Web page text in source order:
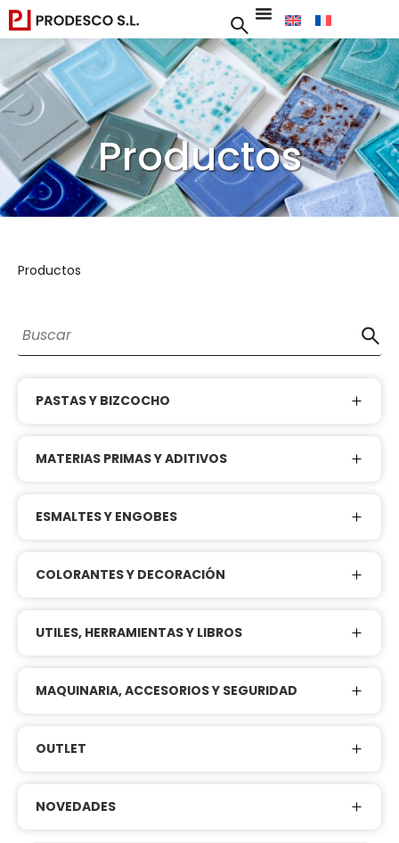
Productos
Productos
PASTAS Y BIZCOCHO
MATERIAS PRIMAS Y ADITIVOS
ESMALTES Y ENGOBES
COLORANTES Y DECORACIÓN
UTILES, HERRAMIENTAS Y LIBROS
MAQUINARIA, ACCESORIOS Y SEGURIDAD
OUTLET
NOVEDADES